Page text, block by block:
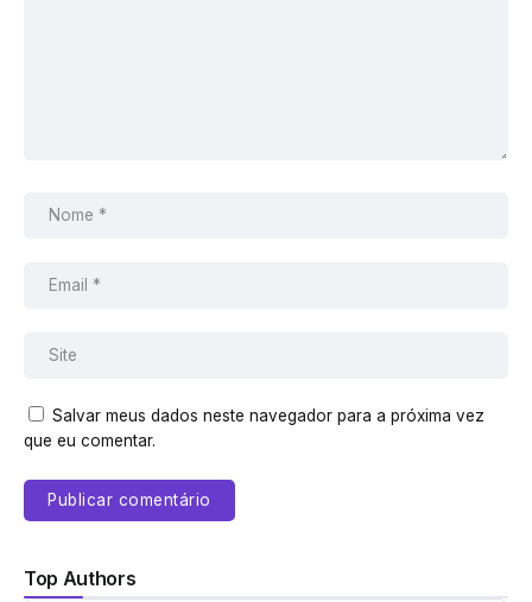
Salvar meus dados neste navegador para a próxima vez
que eu comentar.
Top Authors